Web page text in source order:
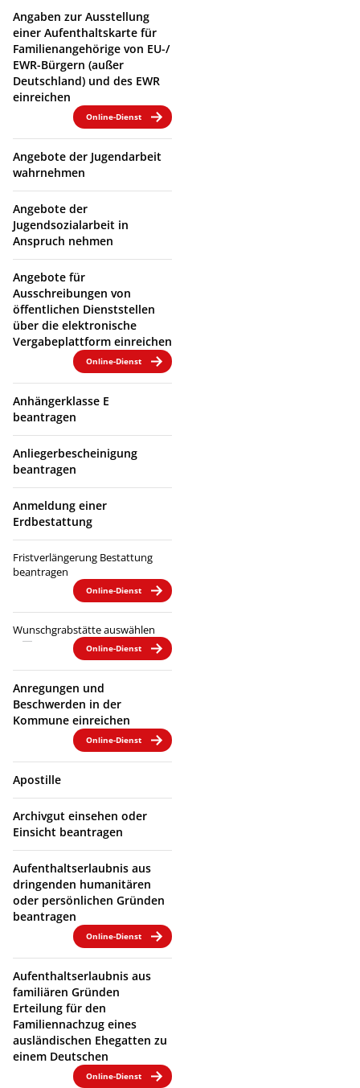
Angaben zur Ausstellung
einer Aufenthaltskarte für
Familienangehörige von EU-/
EWR-Bürgern (außer
Deutschland) und des EWR
einreichen
Online-Dienst
Angebote der Jugendarbeit
wahrnehmen
Angebote der
Jugendsozialarbeit in
Anspruch nehmen
Angebote für
Ausschreibungen von
öffentlichen Dienststellen
über die elektronische
Vergabeplattform einreichen
Online-Dienst
Anhängerklasse E
beantragen
Anliegerbescheinigung
beantragen
Anmeldung einer
Erdbestattung
Fristverlängerung Bestattung
beantragen
Online-Dienst
Wunschgrabstätte auswählen
Online-Dienst
Anregungen und
Beschwerden in der
Kommune einreichen
Online-Dienst
Apostille
Archivgut einsehen oder
Einsicht beantragen
Aufenthaltserlaubnis aus
dringenden humanitären
oder persönlichen Gründen
beantragen
Online-Dienst
Aufenthaltserlaubnis aus
familiären Gründen
Erteilung für den
Familiennachzug eines
ausländischen Ehegatten zu
einem Deutschen
Online-Dienst